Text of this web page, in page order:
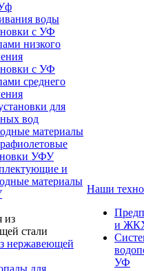
воды
с УФ
низкого
с УФ
среднего
для
вод
материалы
УФУ
и
материалы
нержавеющей
для
Наши
и
УФ